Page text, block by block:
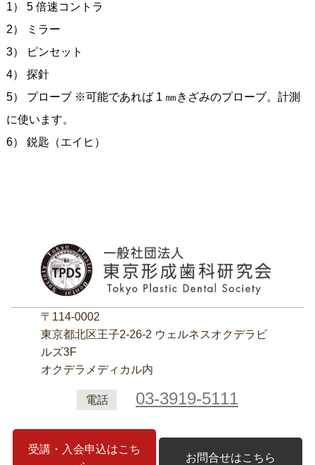
1） 5 倍速コントラ
2） ミラー
3） ピンセット
4） 探針
5） プローブ ※可能であれば 1 ㎜きざみのプローブ。計測
に使います。
6） 鋭匙（エイヒ）
〒114-0002
東京都北区王子2‐26‐2 ウェルネスオクデラビ
ルズ3F
オクデラメディカル内
電話 03-3919-5111
受講・入会申込はこち
お問合せはこちら